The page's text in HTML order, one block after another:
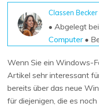
Classen Becker
• Abgelegt
Computer•
Wenn Sie ein Windows-
Artikel sehr interessant
bereits über das neue
für diejenigen, die es